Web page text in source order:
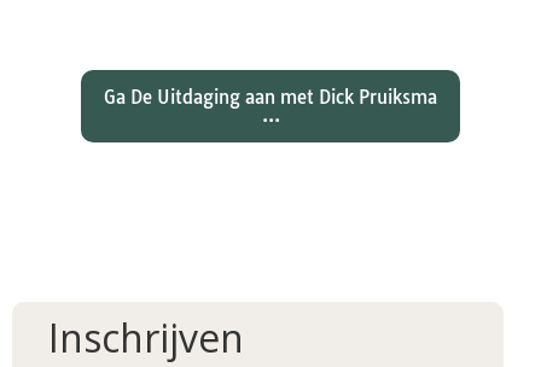
Ga De Uitdaging aan met Dick Pruiksma
...
Inschrijven